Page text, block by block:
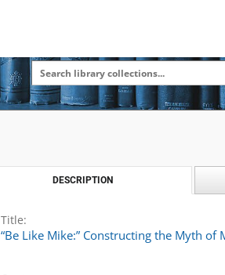
DESCRIPTION
Title:
“Be Like Mike:” Constructing the Myth